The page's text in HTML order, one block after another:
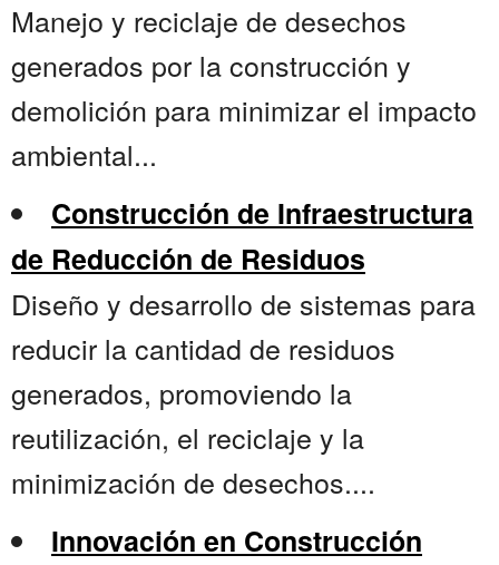
Manejo y reciclaje de desechos
generados por la construcción y
demolición para minimizar el impacto
ambiental...
Construcción de Infraestructura
de Reducción de Residuos
Diseño y desarrollo de sistemas para
reducir la cantidad de residuos
generados, promoviendo la
reutilización, el reciclaje y la
minimización de desechos....
Innovación en Construcción